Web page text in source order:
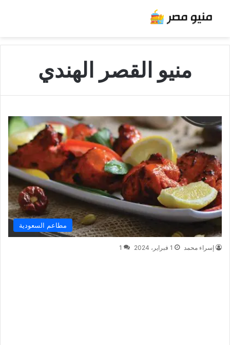
منيو القصر الهندي
مطاعم السعودية
إسراء محمد 1 فبراير، 2024 1